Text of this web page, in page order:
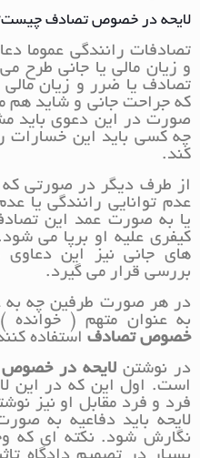
لایحه در خصوص تصادف
تصادفات رانندگی
و زیان مالی یا جانی
تصادف یا ضرر و زیان
که جراحت جانی و شاید هم
صورت در این دعوی
چه کسی باید این خسارات
کند.
از طرف دیگر در صورتی
عدم توانایی رانندگی یا
یا به صورت عمد این
کیفری علیه او برپا می
های جانی نیز این دعاوی
بررسی قرار می گیرد.
در هر صورت طرفین چه به
به عنوان متهم (
خصوص تصادف استفاده
در نوشتنلایحه در
است. اول این که در این
فرد و فرد مقابل او نیز
لایحه باید دفاعیه به
نگارش شود. نکته ای که